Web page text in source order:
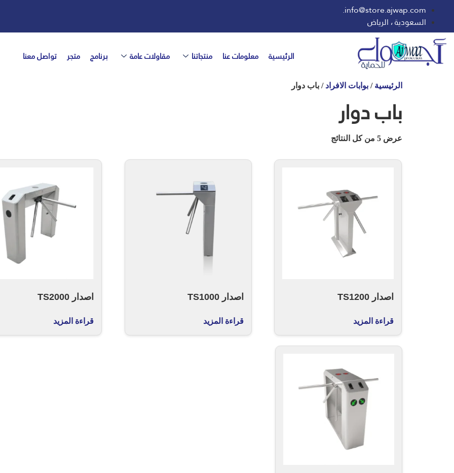
info@store.ajwap.com.
السعودية ، الرياض
الرئيسية معلومات عنا منتجاتنا مقاولات عامة برنامج متجر تواصل معنا
الرئيسية / بوابات الافراد / باب دوار
باب دوار
عرض ⁦5⁩ من كل النتائج
اصدار TS1200
قراءة المزيد
اصدار TS1000
قراءة المزيد
اصدار TS2000
قراءة المزيد